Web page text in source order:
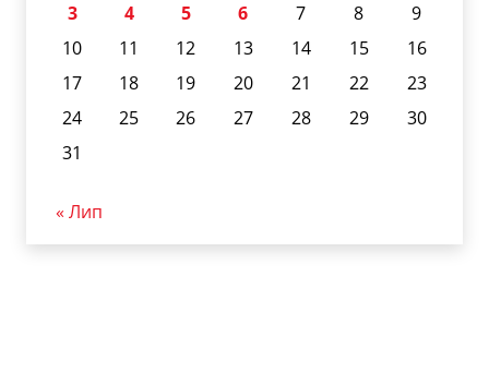
3
4 5 6 7 8
9
10
11 12 13 14 15
16
17
18 19 20 21 22
23
24
25 26 27 28 29
30
31
« Лип